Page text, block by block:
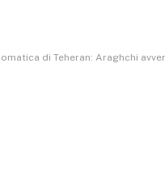
di Teheran: Araghchi